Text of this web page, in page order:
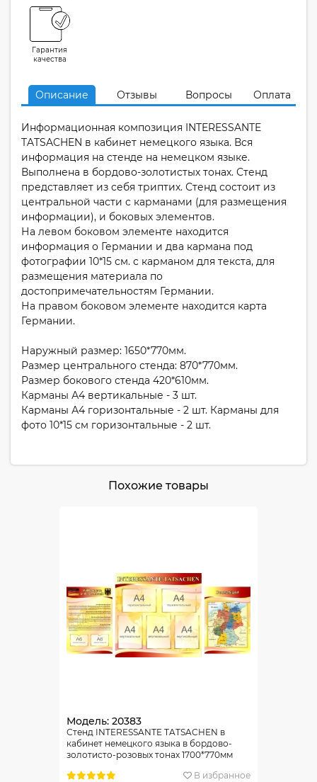
Гарантия
качества
Описание Отзывы Вопросы Оплата
Информационная композиция INTERESSANTE
TATSACHEN в кабинет немецкого языка. Вся
информация на стенде на немецком языке.
Выполнена в бордово-золотистых тонах. Стенд
представляет из себя триптих. Стенд состоит из
центральной части с карманами (для размещения
информации), и боковых элементов.
На левом боковом элементе находится
информация о Германии и два кармана под
фотографии 10*15 см. с карманом для текста, для
размещения материала по
достопримечательностям Германии.
На правом боковом элементе находится карта
Германии.
Наружный размер: 1650*770мм.
Размер центрального стенда: 870*770мм.
Размер бокового стенда 420*610мм.
Карманы А4 вертикальные - 3 шт.
Карманы А4 горизонтальные - 2 шт. Карманы для
фото 10*15 см горизонтальные - 2 шт.
Похожие товары
Модель: 20383
Стенд INTERESSANTE TATSACHEN в
кабинет немецкого языка в бордово-
золотисто-розовых тонах 1700*770мм
В избранное